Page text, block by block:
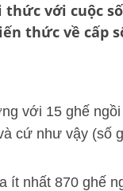
với cuộc
thức về cấp
với 15 ghế
cứ như vậy (số
ít nhất 870 ghế